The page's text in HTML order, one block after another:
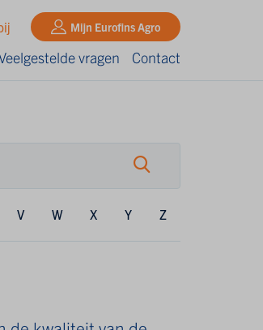
Mijn Eurofins Agro
vragen Contact
V W X Y Z